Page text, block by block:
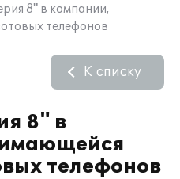
8" в компании,
телефонов
8" в
телефонов
К списку